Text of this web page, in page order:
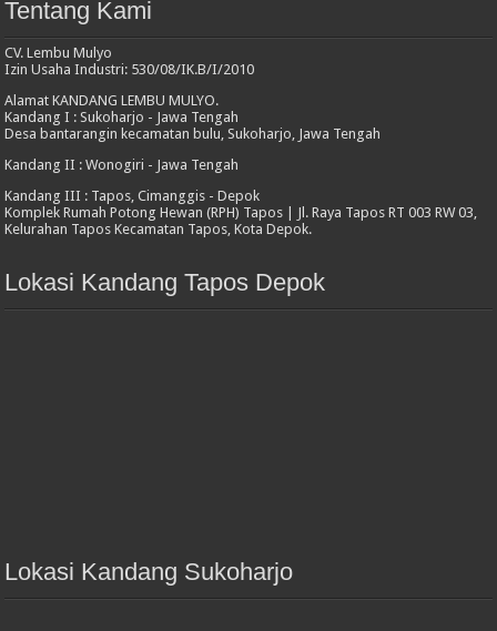
Tentang Kami
CV. Lembu Mulyo
Izin Usaha Industri: 530/08/IK.B/I/2010
Alamat KANDANG LEMBU MULYO.
Kandang I : Sukoharjo - Jawa Tengah
Desa bantarangin kecamatan bulu, Sukoharjo, Jawa Tengah
Kandang II : Wonogiri - Jawa Tengah
Kandang III : Tapos, Cimanggis - Depok
Komplek Rumah Potong Hewan (RPH) Tapos | Jl. Raya Tapos RT 003 RW 03,
Kelurahan Tapos Kecamatan Tapos, Kota Depok.
Lokasi Kandang Tapos Depok
Lokasi Kandang Sukoharjo